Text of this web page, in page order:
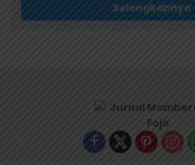
Selengkapnya